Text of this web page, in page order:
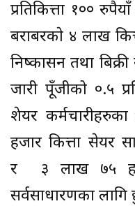
प्रतिकित्ता १००
बराबरकाे ४ लाख
निष्कासन तथा
जारी पूँजीको ०.५
शेयर
हजार कित्ता सेयर
र ३ लाख ७५
सर्वसाधारणका लागि